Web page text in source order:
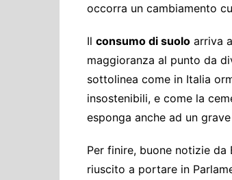
occorra un cambiamento
Il consumo di suolo arriva
maggioranza al punto da
sottolinea come in Italia
insostenibili, e come la
esponga anche ad un
Per finire, buone notizie da
riuscito a portare in